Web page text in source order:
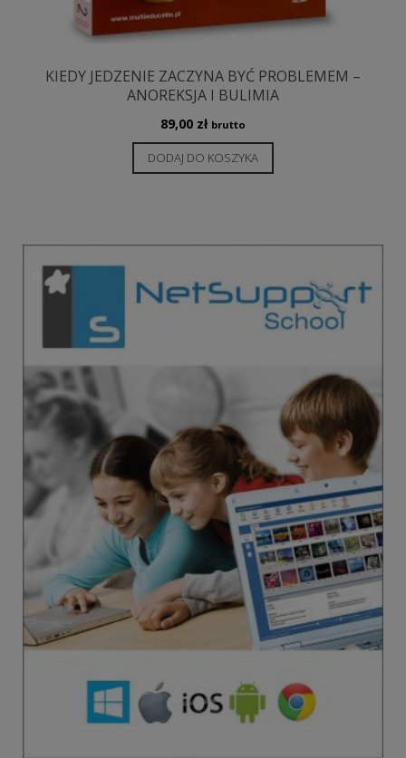
KIEDY JEDZENIE ZACZYNA BYĆ PROBLEMEM –
ANOREKSJA I BULIMIA
89,00 zł brutto
DODAJ DO KOSZYKA